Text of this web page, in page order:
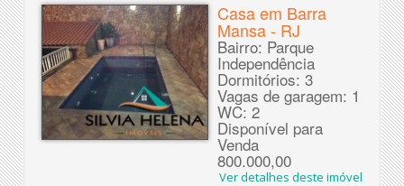
Casa em Barra
Mansa - RJ
Bairro: Parque
Independência
Dormitórios: 3
Vagas de garagem: 1
WC: 2
Disponível para
Venda
800.000,00
Ver detalhes deste imóvel